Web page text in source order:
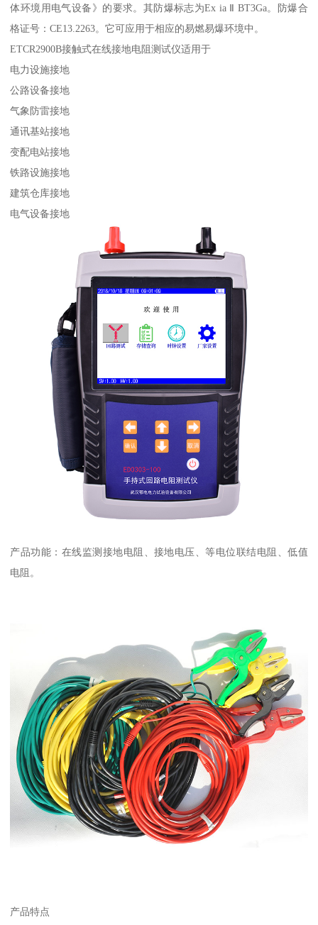
体环境用电气设备》的要求。其防爆标志为Ex ia Ⅱ BT3Ga。防爆合
格证号：CE13.2263。它可应用于相应的易燃易爆环境中。
ETCR2900B接触式在线接地电阻测试仪适用于
电力设施接地
公路设备接地
气象防雷接地
通讯基站接地
变配电站接地
铁路设施接地
建筑仓库接地
电气设备接地
产品功能：在线监测接地电阻、接地电压、等电位联结电阻、低值
电阻。
产品特点